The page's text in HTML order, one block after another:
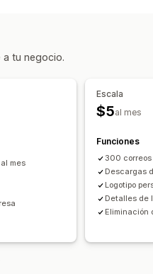
a tu negocio.
mes
Escala
$5al mes
Funciones
300
Descargas
Logotipo
Detalles de
Eliminación